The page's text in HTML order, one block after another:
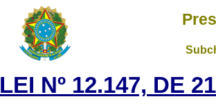
LEI Nº 12.147, DE